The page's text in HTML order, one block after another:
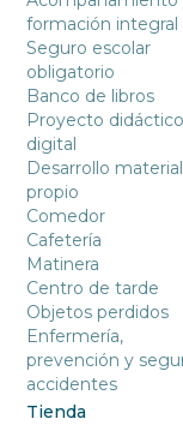
formación integral
Seguro escolar
obligatorio
Banco de libros
Proyecto didáctico
digital
Desarrollo material
propio
Comedor
Cafetería
Matinera
Centro de tarde
Objetos perdidos
Enfermería,
prevención y
accidentes
Tienda